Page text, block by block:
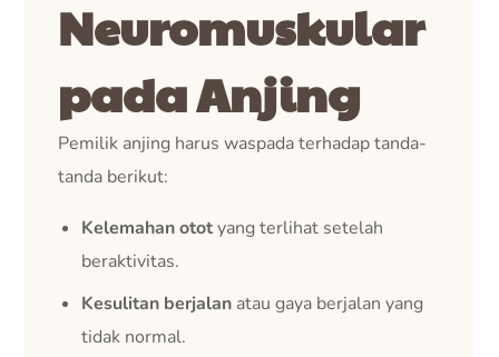
Neuromuskular
pada Anjing
Pemilik anjing harus waspada terhadap tanda-
tanda berikut:
Kelemahan ototyang terlihat setelah
beraktivitas.
Kesulitan berjalan atau gaya berjalan yang
tidak normal.